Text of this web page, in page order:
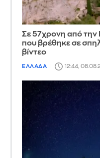
Σε 57χρονη από την
που βρέθηκε σε
βίντεο
ΕΛΛΑΔΑ 12:44,